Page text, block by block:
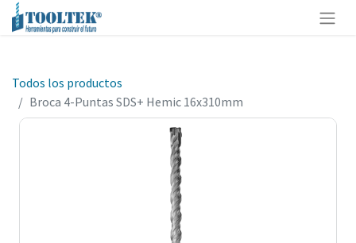
Todos los productos
Broca 4-Puntas SDS+ Hemic 16x310mm